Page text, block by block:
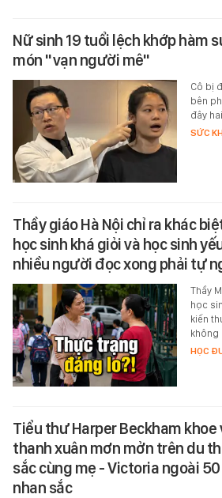
Nữ sinh 19 tuổi lệch khớp hàm
món "vạn người mê"
Cô bị
bên
đây
SỨC
Thầy giáo Hà Nội chỉ ra khác
học sinh khá giỏi và học sinh
nhiều người đọc xong phải tự
Thầy
học
kiến
không
HỌC
Tiểu thư Harper Beckham khoe
thanh xuân mơn mởn trên du
sắc cùng mẹ - Victoria ngoài
nhan sắc